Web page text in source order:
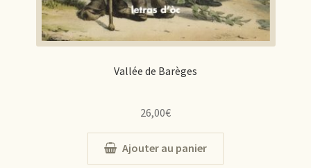
Vallée de Barèges
26,00€
Ajouter au panier